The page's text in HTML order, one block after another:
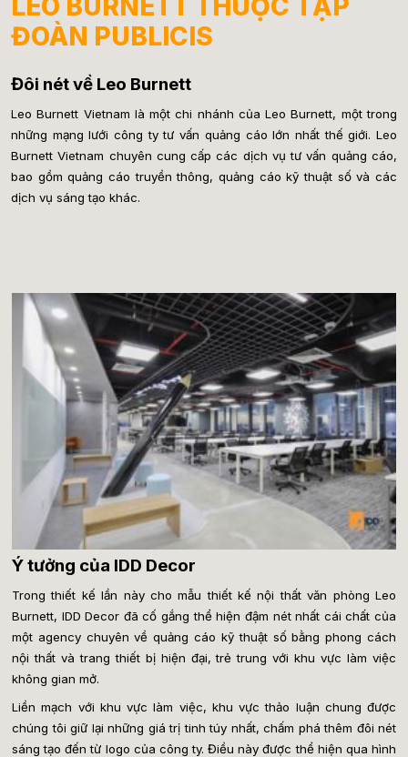
LEO BURNETT THUỘC TẬP
ĐOÀN PUBLICIS
Đôi nét về Leo Burnett
Leo Burnett Vietnam là một chi nhánh của Leo Burnett, một trong
những mạng lưới công ty tư vấn quảng cáo lớn nhất thế giới. Leo
Burnett Vietnam chuyên cung cấp các dịch vụ tư vấn quảng cáo,
bao gồm quảng cáo truyền thông, quảng cáo kỹ thuật số và các
dịch vụ sáng tạo khác.
Ý tưởng của IDD Decor
Trong thiết kế lần này cho mẫu thiết kế nội thất văn phòng Leo
Burnett, IDD Decor đã cố gắng thể hiện đậm nét nhất cái chất của
một agency chuyên về quảng cáo kỹ thuật số bằng phong cách
nội thất và trang thiết bị hiện đại, trẻ trung với khu vực làm việc
không gian mở.
Liền mạch với khu vực làm việc, khu vực thảo luận chung được
chúng tôi giữ lại những giá trị tinh túy nhất, chấm phá thêm đôi nét
sáng tạo đến từ logo của công ty.Điều này được thể hiện qua hình